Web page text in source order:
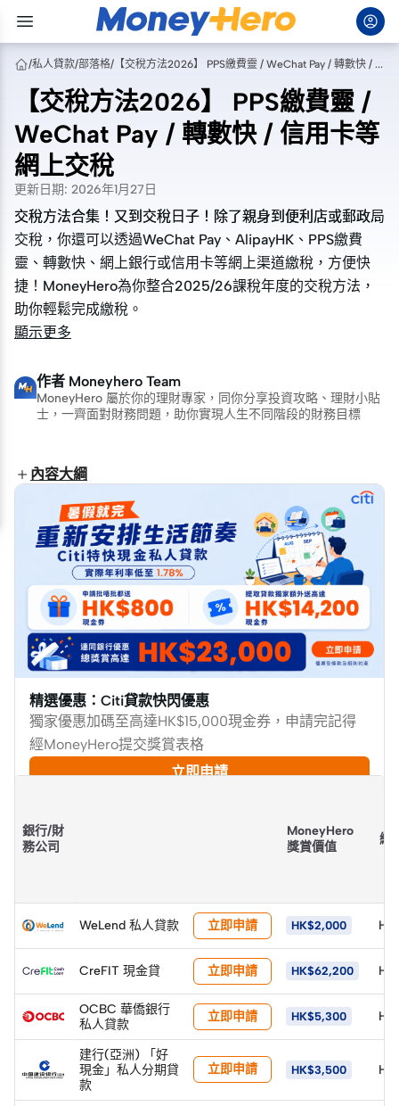
/私人貸款/部落格/ 【交稅方法2026】 PPS繳費靈 / WeChat Pay / 轉數快 / 信用卡等網上交稅
【交稅方法2026】 PPS繳費靈 /
WeChat Pay / 轉數快 / 信用卡等
網上交稅
更新日期: 2026年1月27日
交稅方法合集！又到交稅日子！除了親身到便利店或郵政局
交稅，你還可以透過WeChat Pay、AlipayHK、PPS繳費
靈、轉數快、網上銀行或信用卡等網上渠道繳稅，方便快
捷！MoneyHero為你整合2025/26課稅年度的交稅方法，
助你輕鬆完成繳稅。
交稅方法合集！又到交稅日子！除了親身到便利店或郵政局
交稅，你還可以透過WeChat Pay、AlipayHK、PPS繳費
靈、轉數快、網上銀行或信用卡等網上渠道繳稅，方便快
捷！MoneyHero為你整合2025/26課稅年度的交稅方法，
助你輕鬆完成繳稅。
顯示更多
作者 Moneyhero Team
MoneyHero 屬於你的理財專家，同你分享投資攻略、理財小貼
士，一齊面對財務問題，助你實現人生不同階段的財務目標
內容大綱
精選優惠：Citi貸款快閃優惠
獨家優惠加碼至高達HK$15,000現金券，申請完記得
經MoneyHero提交獎賞表格
立即申請
銀行/財
務公司
MoneyHero
獎賞價值
總
WeLend 私人貸款 立即申請 HK$2,000
CreFIT 現金貸 立即申請 HK$62,200
OCBC 華僑銀行
私人貸款
立即申請 HK$5,300
建行(亞洲) 「好
現金」私人分期貸
款
立即申請 HK$3,500